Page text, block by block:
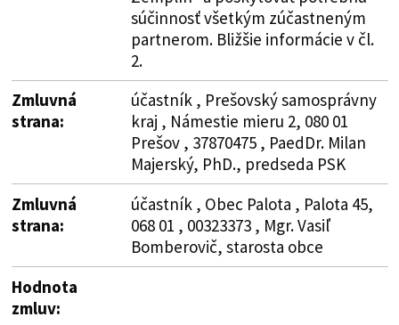
súčinnosť všetkým zúčastneným
partnerom. Bližšie informácie v čl.
2.
Zmluvná
strana:
účastník , Prešovský samosprávny
kraj , Námestie mieru 2, 080 01
Prešov , 37870475 , PaedDr. Milan
Majerský, PhD., predseda PSK
Zmluvná
strana:
účastník , Obec Palota , Palota 45,
068 01 , 00323373 , Mgr. Vasiľ
Bomberovič, starosta obce
Hodnota
zmluv: